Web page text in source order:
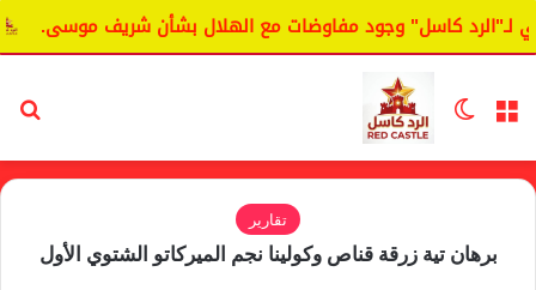
كاسل" وجود مفاوضات مع الهلال بشأن شريف موسى.
القائمة الوضع المظلم
تقارير
برهان تية زرقة قناص وكولينا نجم الميركاتو الشتوي الأول